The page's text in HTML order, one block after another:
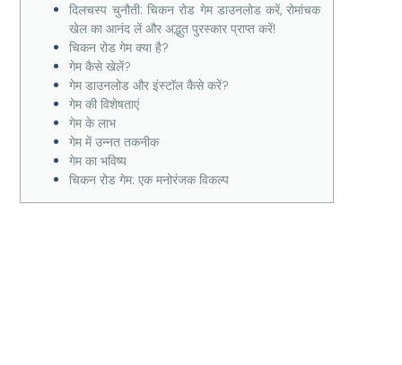
दिलचस्प चुनौती: चिकन रोड गेम डाउनलोड करें, रोमांचक
खेल का आनंद लें और अद्भुत पुरस्कार प्राप्त करें!
चिकन रोड गेम क्या है?
गेम कैसे खेलें?
गेम डाउनलोड और इंस्टॉल कैसे करें?
गेम की विशेषताएं
गेम के लाभ
गेम में उन्नत तकनीक
गेम का भविष्य
चिकन रोड गेम: एक मनोरंजक विकल्प